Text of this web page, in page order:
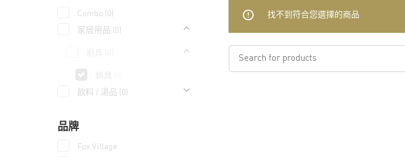
Combo
(0)
家居用品
(0)
鍋具
飲料 / 湯品
(0)
品牌
Fox Village
找不到符合您選擇的商品